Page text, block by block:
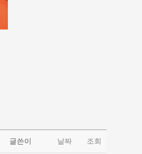
글쓴이 날짜 조회